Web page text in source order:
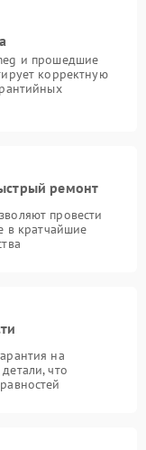
и прошедшие
корректную
ремонт
провести
в кратчайшие
на
что